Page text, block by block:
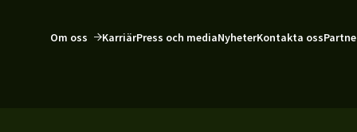
Om oss KarriärPress och mediaNyheterKontakta oss